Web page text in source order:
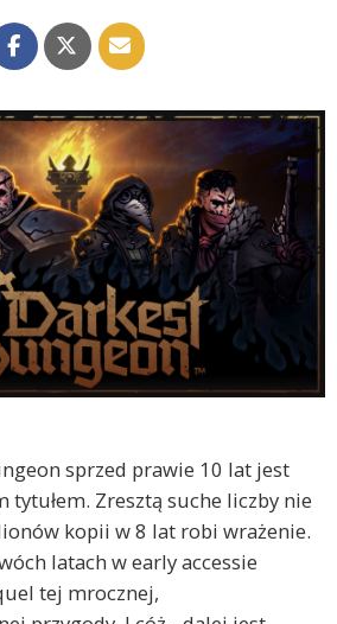
sprzed prawie 10 lat jest
tytułem. Zresztą suche liczby nie
kopii w 8 lat robi wrażenie.
latach w early accessie
tej mrocznej,